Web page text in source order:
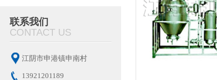
联系我们
CONTACT US
江阴市申港镇申南村
13921201189